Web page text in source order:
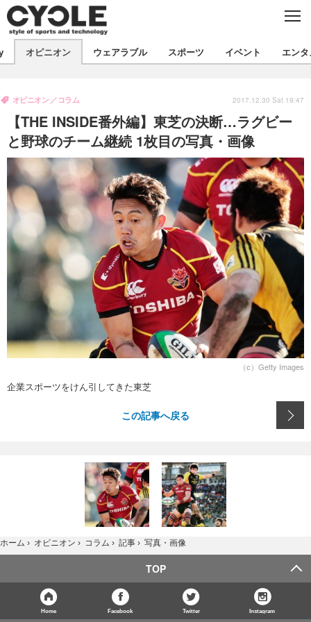
C
製品/用品
衣類
飲食
バックナンバー
コラム
インプレ
ボイス
デバイス
ビジネス
国内
海外
スポーツ
短信
まとめ
選手
写真
イベント
試乗会
スポーツ
ツアー
文化
エンタメ
出版／映画
話題
ファッション
デザイン
写真
社会
政治
ハウツー
オピニオン ウェアラブル スポーツ イベント エンタ
【THE INSIDE番外編】東芝の決断…ラグビー
と野球のチーム継続 1枚目の写真・画像
オピニオン コラム 2017.12.30 Sat 19:47
（c）Getty Images
企業スポーツをけん引してきた東芝
この記事へ戻る
ホーム › オピニオン › コラム › 記事 › 写真・画像
TOP
Home Facebook Twitter Instagram